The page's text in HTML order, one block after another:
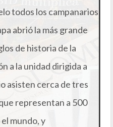
todos los campanarios
abrió la más grande
de historia de la
a la unidad dirigida a
asisten cerca de tres
representan a 500
mundo, y